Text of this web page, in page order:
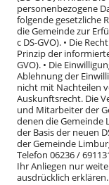
personenbezogene
folgende gesetzliche
die Gemeinde zur
c DS-GVO). • Die
Prinzip der
GVO). • Die
Ablehnung der
nicht mit Nachteilen
Auskunftsrecht. Die
und Mitarbeiter der
denen die Gemeinde
der Basis der neuen
der Gemeinde
Telefon 06236 /
Ihr Anliegen nur
ausdrücklich erklären.